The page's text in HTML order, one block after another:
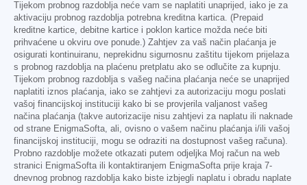
Tijekom probnog razdoblja neće vam se naplatiti unaprijed, iako je za
aktivaciju probnog razdoblja potrebna kreditna kartica. (Prepaid
kreditne kartice, debitne kartice i poklon kartice možda neće biti
prihvaćene u okviru ove ponude.) Zahtjev za vaš način plaćanja je
osigurati kontinuiranu, neprekidnu sigurnosnu zaštitu tijekom prijelaza
s probnog razdoblja na plaćenu pretplatu ako se odlučite za kupnju.
Tijekom probnog razdoblja s vašeg načina plaćanja neće se unaprijed
naplatiti iznos plaćanja, iako se zahtjevi za autorizaciju mogu poslati
vašoj financijskoj instituciji kako bi se provjerila valjanost vašeg
načina plaćanja (takve autorizacije nisu zahtjevi za naplatu ili naknade
od strane EnigmaSofta, ali, ovisno o vašem načinu plaćanja i/ili vašoj
financijskoj instituciji, mogu se odraziti na dostupnost vašeg računa).
Probno razdoblje možete otkazati putem odjeljka Moj račun na web
stranici EnigmaSofta ili kontaktiranjem EnigmaSofta prije kraja 7-
dnevnog probnog razdoblja kako biste izbjegli naplatu i obradu naplate